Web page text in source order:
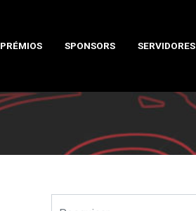
PRÉMIOS SPONSORS SERVIDORES